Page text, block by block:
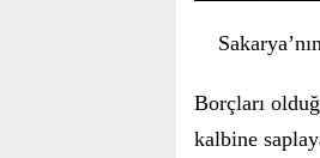
Borçları
kalbine